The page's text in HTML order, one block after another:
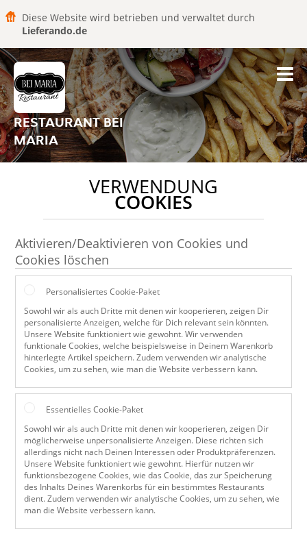
Diese Website wird betrieben und verwaltet durch
Lieferando.de
RESTAURANT BEI
MARIA
VERWENDUNG
COOKIES
Aktivieren/Deaktivieren von Cookies und
Cookies löschen
Personalisiertes Cookie-Paket
Sowohl wir als auch Dritte mit denen wir kooperieren, zeigen Dir
personalisierte Anzeigen, welche für Dich relevant sein könnten.
Unsere Website funktioniert wie gewohnt. Wir verwenden
funktionale Cookies, welche beispielsweise in Deinem Warenkorb
hinterlegte Artikel speichern. Zudem verwenden wir analytische
Cookies, um zu sehen, wie man die Website verbessern kann.
Essentielles Cookie-Paket
Sowohl wir als auch Dritte mit denen wir kooperieren, zeigen Dir
möglicherweise unpersonalisierte Anzeigen. Diese richten sich
allerdings nicht nach Deinen Interessen oder Produktpräferenzen.
Unsere Website funktioniert wie gewohnt. Hierfür nutzen wir
funktionsbezogene Cookies, wie das Cookie, das zur Speicherung
des Inhalts Deines Warenkorbs für ein bestimmtes Restaurants
dient. Zudem verwenden wir analytische Cookies, um zu sehen, wie
man die Website verbessern kann.